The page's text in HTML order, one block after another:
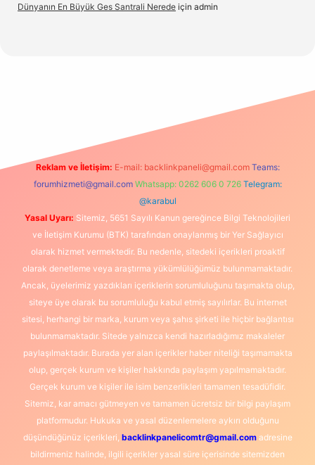
Dünyanın En Büyük Ges Santrali Nerede için admin
Reklam ve İletişim: E-mail: backlinkpaneli@gmail.com Teams:
forumhizmeti@gmail.com Whatsapp: 0262 606 0 726 Telegram:
@karabul
Yasal Uyarı: Sitemiz, 5651 Sayılı Kanun gereğince Bilgi Teknolojileri
ve İletişim Kurumu (BTK) tarafından onaylanmış bir Yer Sağlayıcı
olarak hizmet vermektedir. Bu nedenle, sitedeki içerikleri proaktif
olarak denetleme veya araştırma yükümlülüğümüz bulunmamaktadır.
Ancak, üyelerimiz yazdıkları içeriklerin sorumluluğunu taşımakta olup,
siteye üye olarak bu sorumluluğu kabul etmiş sayılırlar. Bu internet
sitesi, herhangi bir marka, kurum veya şahıs şirketi ile hiçbir bağlantısı
bulunmamaktadır. Sitede yalnızca kendi hazırladığımız makaleler
paylaşılmaktadır. Burada yer alan içerikler haber niteliği taşımamakta
olup, gerçek kurum ve kişiler hakkında paylaşım yapılmamaktadır.
Gerçek kurum ve kişiler ile isim benzerlikleri tamamen tesadüfidir.
Sitemiz, kar amacı gütmeyen ve tamamen ücretsiz bir bilgi paylaşım
platformudur. Hukuka ve yasal düzenlemelere aykırı olduğunu
düşündüğünüz içerikleri, backlinkpanelicomtr@gmail.comadresine
bildirmeniz halinde, ilgili içerikler yasal süre içerisinde sitemizden